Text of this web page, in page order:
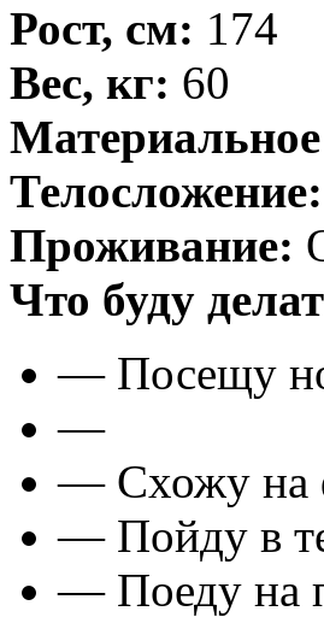
Рост, см: 174
Вес, кг: 60
Телосложение:
Проживание:
Что буду
— Посещу
—
— Схожу на
— Пойду в
— Поеду на